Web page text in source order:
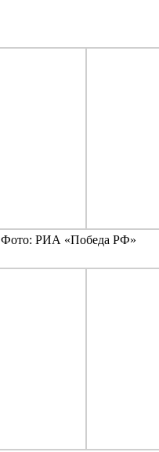
Фото: РИА «Победа РФ»